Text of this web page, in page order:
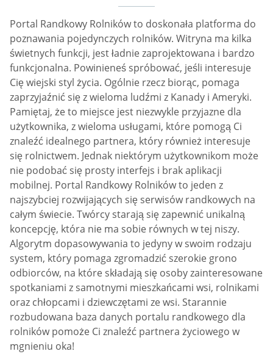
Portal Randkowy Rolników to doskonała platforma do
poznawania pojedynczych rolników. Witryna ma kilka
świetnych funkcji, jest ładnie zaprojektowana i bardzo
funkcjonalna. Powinieneś spróbować, jeśli interesuje
Cię wiejski styl życia. Ogólnie rzecz biorąc, pomaga
zaprzyjaźnić się z wieloma ludźmi z Kanady i Ameryki.
Pamiętaj, że to miejsce jest niezwykle przyjazne dla
użytkownika, z wieloma usługami, które pomogą Ci
znaleźć idealnego partnera, który również interesuje
się rolnictwem. Jednak niektórym użytkownikom może
nie podobać się prosty interfejs i brak aplikacji
mobilnej. Portal Randkowy Rolników to jeden z
najszybciej rozwijających się serwisów randkowych na
całym świecie. Twórcy starają się zapewnić unikalną
koncepcję, która nie ma sobie równych w tej niszy.
Algorytm dopasowywania to jedyny w swoim rodzaju
system, który pomaga zgromadzić szerokie grono
odbiorców, na które składają się osoby zainteresowane
spotkaniami z samotnymi mieszkańcami wsi, rolnikami
oraz chłopcami i dziewczętami ze wsi. Starannie
rozbudowana baza danych portalu randkowego dla
rolników pomoże Ci znaleźć partnera życiowego w
mgnieniu oka!